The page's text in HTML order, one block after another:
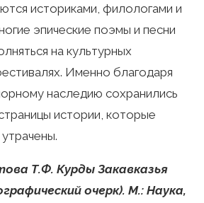
историками, филологами и
эпические поэмы и песни
на культурных
Именно благодаря
наследию сохранились
истории, которые
Т.Ф. Курды Закавказья
очерк). М.: Наука,